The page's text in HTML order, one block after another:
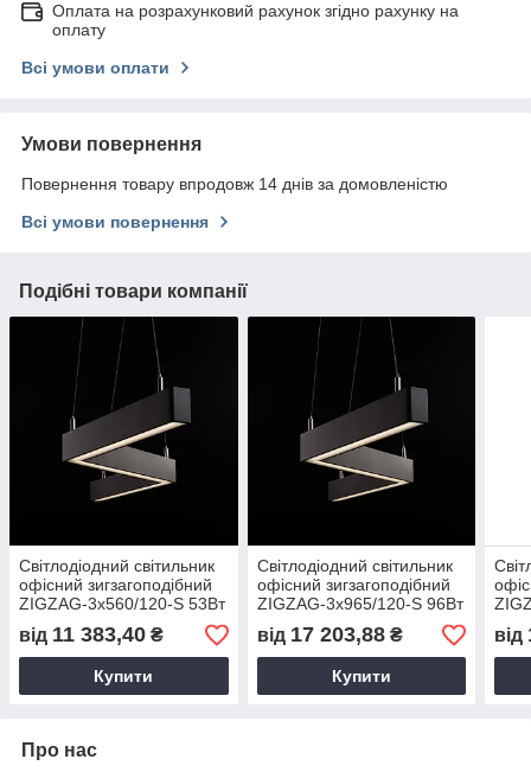
Оплата на розрахунковий рахунок згідно рахунку на
оплату
Всі умови оплати
Умови повернення
Повернення товару впродовж 14 днів за домовленістю
Всі умови повернення
Подібні товари компанії
Світлодіодний світильник
офісний зигзагоподібний
ZIGZAG-3x560/120-S 53Вт
18684оф
від 11 383,40 ₴
Купити
Світлодіодний світильник
офісний зигзагоподібний
ZIGZAG-3x965/120-S 96Вт
18685оф
від 17 203,88₴
Купити
від
Про нас